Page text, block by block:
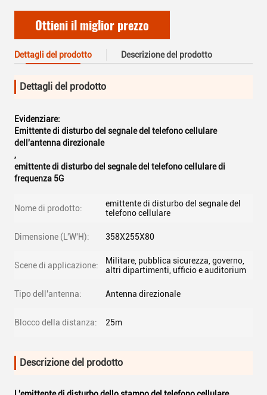
Ottieni il miglior prezzo
Dettagli del prodotto Descrizione del prodotto
Dettagli del prodotto
Evidenziare:
Emittente di disturbo del segnale del telefono cellulare
dell'antenna direzionale
,
emittente di disturbo del segnale del telefono cellulare di
frequenza 5G
Nome di prodotto:
emittente di disturbo del segnale del
telefono cellulare
Dimensione (L'W'H): 358X255X80
Scene di applicazione:
Militare, pubblica sicurezza, governo,
altri dipartimenti, ufficio e auditorium
Tipo dell'antenna: Antenna direzionale
Blocco della distanza: 25m
Descrizione del prodotto